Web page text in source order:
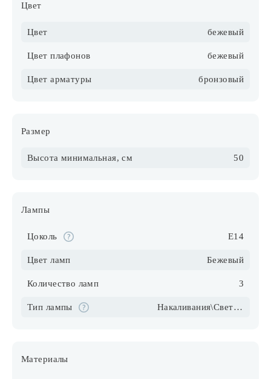
Цвет
Цвет бежевый
Цвет плафонов бежевый
Цвет арматуры бронзовый
Размер
Высота минимальная, см 50
Лампы
Цоколь E14
Цвет ламп Бежевый
Количество ламп 3
Тип лампы Накаливания\Светодиодные\Компактные люмин.
Материалы